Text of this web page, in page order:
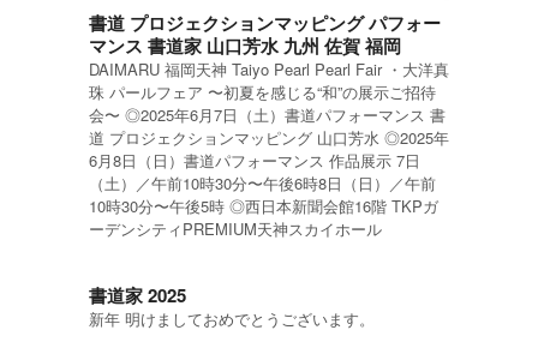
書道 プロジェクションマッピング パフォー
マンス 書道家 山口芳水 九州 佐賀 福岡
DAIMARU 福岡天神 Taiyo Pearl Pearl Fair ・大洋真
珠 パールフェア 〜初夏を感じる“和”の展示ご招待
会〜 ◎2025年6月7日（土）書道パフォーマンス 書
道 プロジェクションマッピング 山口芳水 ◎2025年
6月8日（日）書道パフォーマンス 作品展示 7日
（土）／午前10時30分〜午後6時8日（日）／午前
10時30分〜午後5時 ◎西日本新聞会館16階 TKPガ
ーデンシティPREMIUM天神スカイホール
書道家 2025
新年 明けましておめでとうございます。